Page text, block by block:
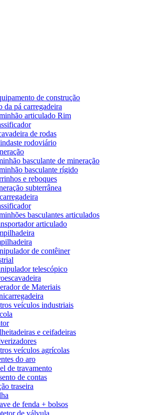
de construção
da pá carregadeira
articulado Rim
de rodas
rodoviário
basculante de mineração
basculante rígido
e reboques
subterrânea
basculantes articulados
articulado
de contêiner
telescópico
de Materiais
veículos industriais
e ceifadeiras
veículos agrícolas
do aro
de travamento
de contas
traseira
de fenda + bolsos
de válvula